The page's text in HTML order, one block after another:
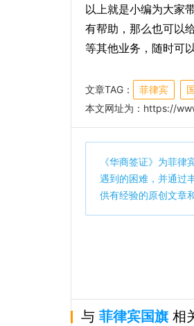
以上就是小编为大家
有帮助，那么也可以
等其他业务，随时可
文章TAG： 菲律宾
本文网址为： https://
《华商签证》为菲律
遇到的困难，并通过
供有经验的原创文章
与 菲律宾国旗相